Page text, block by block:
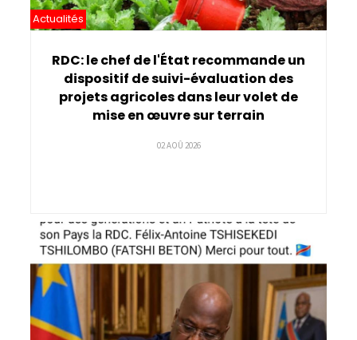
Actualités
RDC: le chef de l'État recommande un
dispositif de suivi-évaluation des
projets agricoles dans leur volet de
mise en œuvre sur terrain
02 AOÛ 2026